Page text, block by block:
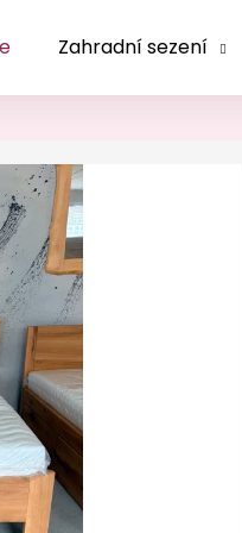
Zahradní sezení
Doporučujeme